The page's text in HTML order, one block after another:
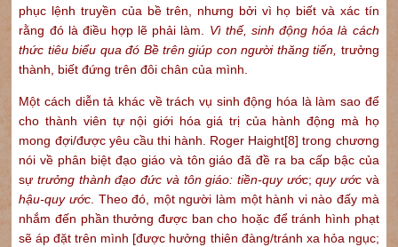
phục lệnh truyền của bề trên, nhưng bởi vì họ biết và xác tín
rằng đó là điều hợp lẽ phải làm. Vì thế, sinh động hóa là cách
thức tiêu biểu qua đó Bề trên giúp con người thăng tiến, trưởng
thành, biết đứng trên đôi chân của mình.
Một cách diễn tả khác về trách vụ sinh động hóa là làm sao để
cho thành viên tự nội giới hóa giá trị của hành động mà họ
mong đợi/được yêu cầu thi hành. Roger Haight[8] trong chương
nói về phân biệt đạo giáo và tôn giáo đã đề ra ba cấp bậc của
sựtrưởng thành đạo đức và tôn giáo: tiền-quy ước;quy ước và
hậu-quy ước. Theo đó, một người làm một hành vi nào đấy mà
nhắm đến phần thưởng được ban cho hoặc để tránh hình phạt
sẽ áp đặt trên mình [được hưởng thiên đàng/tránh xa hỏa ngục;